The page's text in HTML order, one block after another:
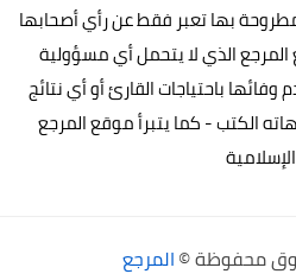
بها تعبر فقط عن رأي أصحابها
المرجع الذي لا يتحمل أي مسؤولية
باحتياجات القارئ أو أي نتائج
الكتب - كما يتبرأ موقع المرجع
محفوظة ©المرجع